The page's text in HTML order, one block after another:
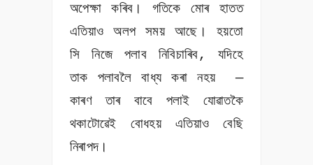
অপেক্ষা কৰিব। গতিকে মোৰ হাতত
এতিয়াও অলপ সময় আছে। হয়তো
সি নিজে পলাব নিবিচাৰিব, যদিহে
তাক পলাবলৈ বাধ্য কৰা নহয় —
কাৰণ তাৰ বাবে পলাই যোৱাতকৈ
থকাটোৱেই বোধহয় এতিয়াও বেছি
নিৰাপদ।